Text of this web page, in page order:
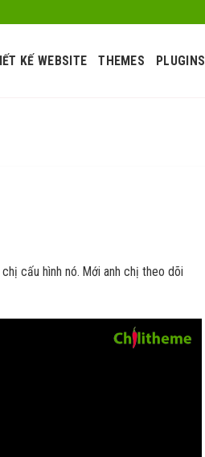
KẾ WEBSITE THEMES PLUGINS
cấu hình nó. Mới anh chị theo dõi
SHARE